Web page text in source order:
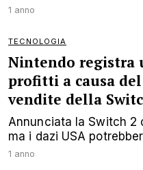
1 anno
TECNOLOGIA
Nintendo registra
profitti a causa
vendite della
Annunciata la Switch 2
ma i dazi USA
1 anno